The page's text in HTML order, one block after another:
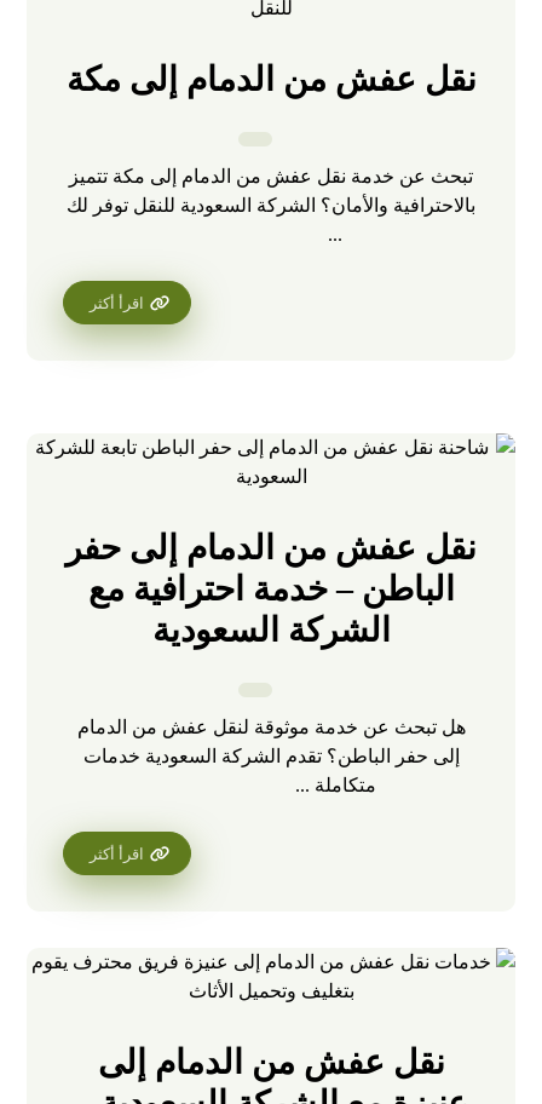
نقل عفش من الدمام إلى مكة
تبحث عن خدمة نقل عفش من الدمام إلى مكة تتميز
بالاحترافية والأمان؟ الشركة السعودية للنقل توفر لك
...
اقرأ أكثر
نقل عفش من الدمام إلى حفر
الباطن – خدمة احترافية مع
الشركة السعودية
هل تبحث عن خدمة موثوقة لنقل عفش من الدمام
إلى حفر الباطن؟ تقدم الشركة السعودية خدمات
متكاملة ...
اقرأ أكثر
نقل عفش من الدمام إلى